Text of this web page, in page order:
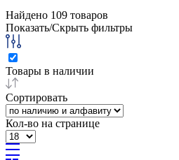
Найдено 109 товаров
Показать/Скрыть фильтры
Товары в наличии
Сортировать
Кол-во на странице